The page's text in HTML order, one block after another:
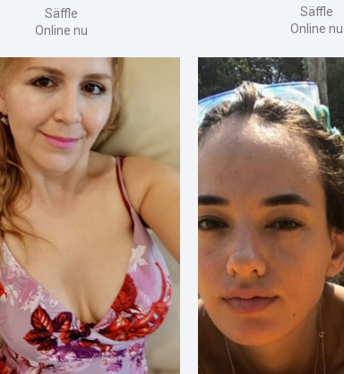
Säffle
Online nu
Säffle
Online nu